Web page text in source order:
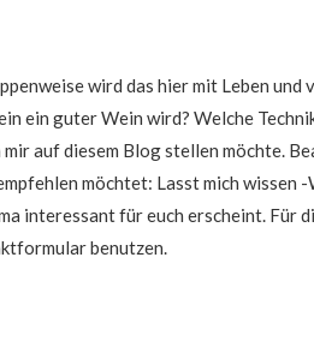
wird das hier mit Leben
ein guter Wein wird? Welche
auf diesem Blog stellen möchte.
möchtet: Lasst mich
interessant für euch erscheint. Für
benutzen.